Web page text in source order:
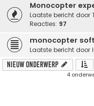
Monocopter
Laatste bericht door
Reacties: 97
monocopter
Laatste bericht door
Nieuw onderwerp
4